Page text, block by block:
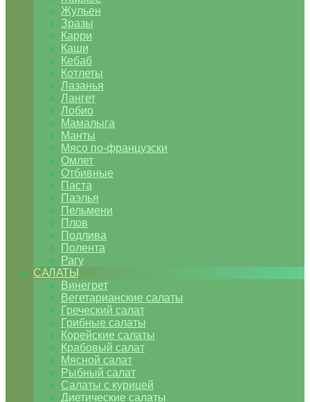
Жульен
Зразы
Карри
Каши
Кебаб
Котлеты
Лазанья
Лангет
Лобио
Мамалыга
Манты
Мясо по-французски
Омлет
Отбивные
Паста
Паэлья
Пельмени
Плов
Подлива
Полента
Рагу
САЛАТЫ
Винегрет
Вегетарианские салаты
Греческий салат
Грибные салаты
Корейские салаты
Крабовый салат
Мясной салат
Рыбный салат
Салаты с курицей
Диетические салаты